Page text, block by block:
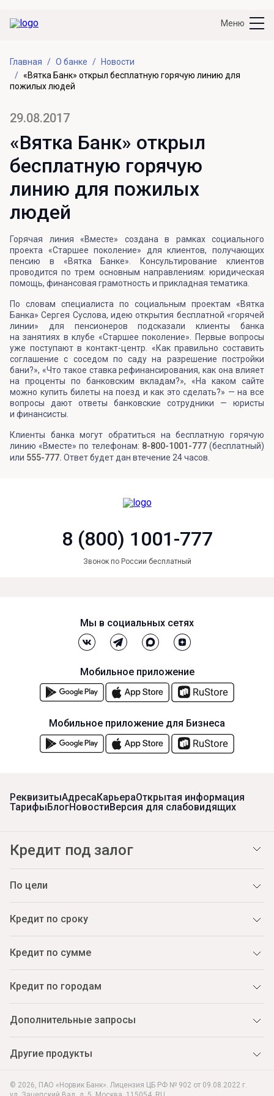
Меню
Главная О банке
Новости
«Вятка Банк» открыл бесплатную горячую линию для
пожилых людей
29.08.2017
«Вятка Банк» открыл
бесплатную горячую
линию для пожилых
людей
Горячая линия «Вместе» создана в рамках социального
проекта «Старшее поколение» для клиентов, получающих
пенсию в «Вятка Банке». Консультирование клиентов
проводится по трем основным направлениям: юридическая
помощь, финансовая грамотность и прикладная тематика.
По словам специалиста по социальным проектам «Вятка
Банка» Сергея Суслова, идею открытия бесплатной «горячей
линии» для пенсионеров подсказали клиенты банка
на занятиях в клубе «Старшее поколение». Первые вопросы
уже поступают в контакт-центр. «Как правильно составить
соглашение с соседом по саду на разрешение постройки
бани?», «Что такое ставка рефинансирования, как она влияет
на проценты по банковским вкладам?», «На каком сайте
можно купить билеты на поезд и как это сделать?» — на все
вопросы дают ответы банковские сотрудники — юристы
и финансисты.
Клиенты банка могут обратиться на бесплатную горячую
линию «Вместе» по телефонам: 8-800-1001-777(бесплатный)
или 555-777. Ответ будет дан втечение 24 часов.
8 (800) 1001-777
Звонок по России бесплатный
© 2026, ПАО «Норвик Банк». Лицензия ЦБ РФ № 902 от 09.08.2022 г.
РеквизитыАдресаКарьераОткрытая информация
ТарифыБлогНовостиВерсия для слабовидящих
Кредит под залог
По цели
Кредит по сроку
Кредит по сумме
Кредит по городам
Дополнительные запросы
Другие продукты
Мы в социальных сетях
Мобильное приложение
Мобильное приложение для Бизнеса